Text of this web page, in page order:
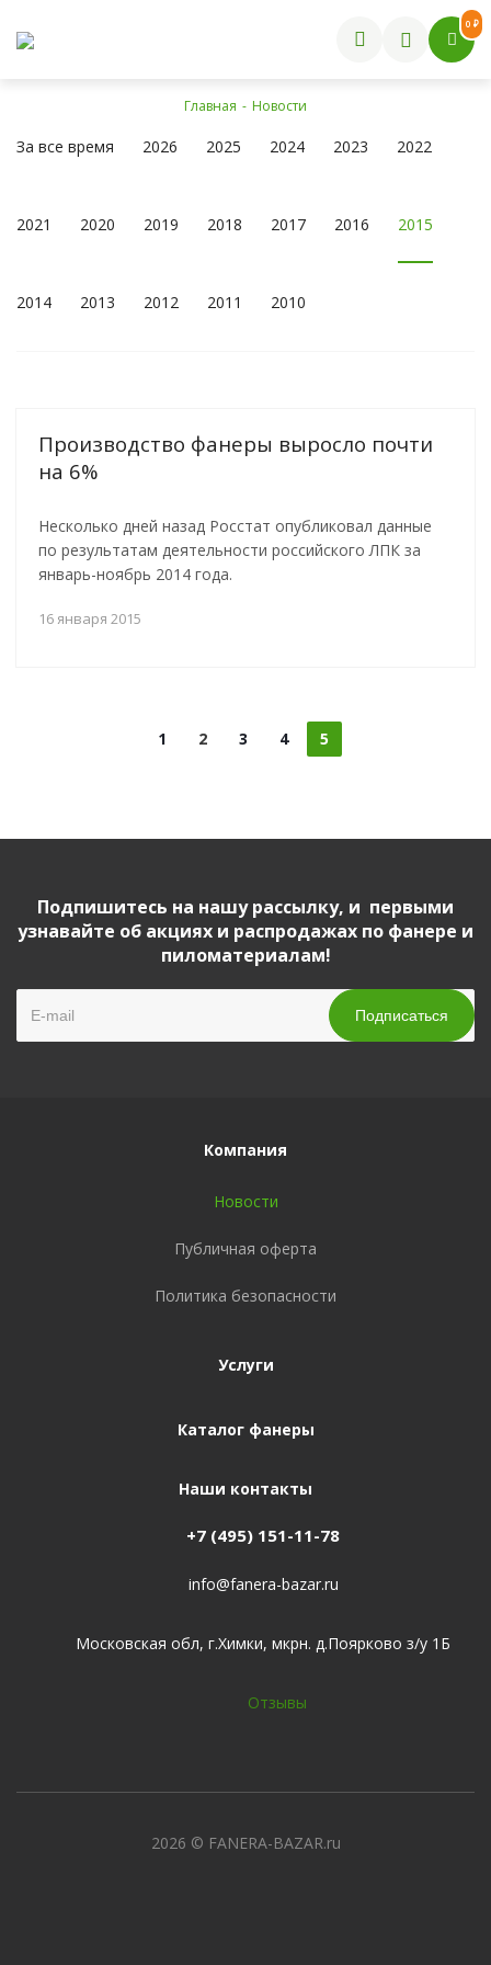
0 ₽
Главная - Новости
За все время 2026 2025 2024 2023 2022
2021 2020 2019 2018 2017 2016 2015
2014 2013 2012 2011 2010
Производство фанеры выросло почти
на 6%
Несколько дней назад Росстат опубликовал данные
по результатам деятельности российского ЛПК за
январь-ноябрь 2014 года.
16 января 2015
1 2 3 4 5
Подпишитесь на нашу рассылку, и первыми
узнавайте об акциях и распродажах по фанере и
пиломатериалам!
Компания
Новости
Публичная оферта
Политика безопасности
Услуги
Каталог фанеры
Наши контакты
+7 (495) 151-11-78
info@fanera-bazar.ru
Московская обл, г.Химки, мкрн. д.Поярково з/у 1Б
Отзывы
2026 © FANERA-BAZAR.ru